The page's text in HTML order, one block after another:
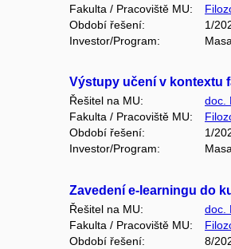
Fakulta / Pracoviště MU:
Období řešení:
1/
Investor/Program:
Výstupy učení v kontextu
Řešitel na MU:
doc.
Fakulta / Pracoviště MU:
Období řešení:
1/
Investor/Program:
Zavedení e-learningu do
Řešitel na MU:
doc.
Fakulta / Pracoviště MU:
Období řešení:
8/